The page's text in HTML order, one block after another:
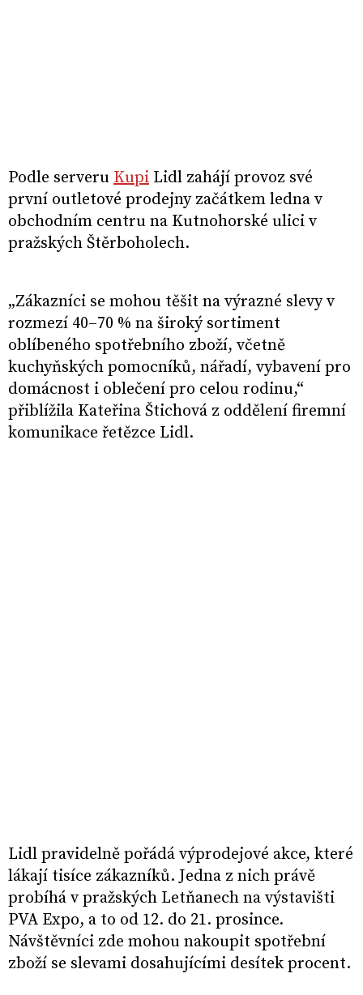
Podle serveru Kupi Lidl zahájí provoz své
první outletové prodejny začátkem ledna v
obchodním centru na Kutnohorské ulici v
pražských Štěrboholech.
„Zákazníci se mohou těšit na výrazné slevy v
rozmezí 40–70 % na široký sortiment
oblíbeného spotřebního zboží, včetně
kuchyňských pomocníků, nářadí, vybavení pro
domácnost i oblečení pro celou rodinu,“
přiblížila Kateřina Štichová z oddělení firemní
komunikace řetězce Lidl.
Lidl pravidelně pořádá výprodejové akce, které
lákají tisíce zákazníků. Jedna z nich právě
probíhá v pražských Letňanech na výstavišti
PVA Expo, a to od 12. do 21. prosince.
Návštěvníci zde mohou nakoupit spotřební
zboží se slevami dosahujícími desítek procent.